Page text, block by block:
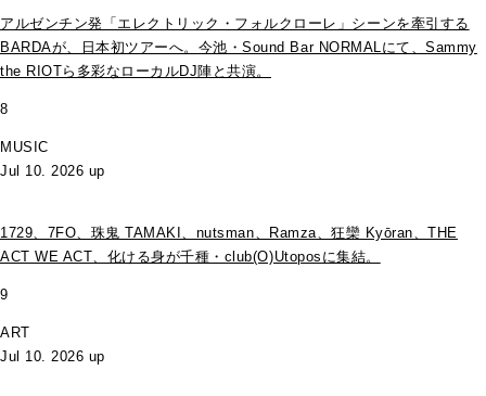
アルゼンチン発「エレクトリック・フォルクローレ」シーンを牽引する
BARDAが、日本初ツアーへ。今池・Sound Bar NORMALにて、Sammy
the RIOTら多彩なローカルDJ陣と共演。
8
MUSIC
Jul 10. 2026 up
1729、7FO、珠鬼 TAMAKI、nutsman、Ramza、狂欒 Kyōran、THE
ACT WE ACT、化ける身が千種・club(O)Utoposに集結。
9
ART
Jul 10. 2026 up